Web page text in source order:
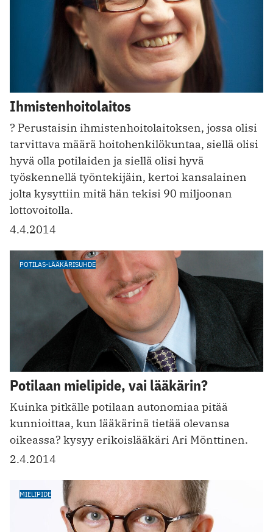
Ihmistenhoitolaitos
? Perustaisin ihmistenhoitolaitoksen, jossa olisi
tarvittava määrä hoitohenkilökuntaa, siellä olisi
hyvä olla potilaiden ja siellä olisi hyvä
työskennellä työntekijäin, kertoi kansalainen
jolta kysyttiin mitä hän tekisi 90 miljoonan
lottovoitolla.
4.4.2014
POTILAS-LÄÄKÄRISUHDE
Potilaan mielipide, vai lääkärin?
Kuinka pitkälle potilaan autonomiaa pitää
kunnioittaa, kun lääkärinä tietää olevansa
oikeassa? kysyy erikoislääkäri Ari Mönttinen.
2.4.2014
MIELIPIDE